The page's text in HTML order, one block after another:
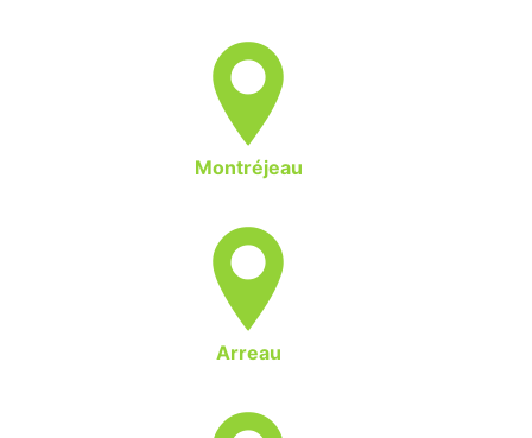
Montréjeau
Arreau